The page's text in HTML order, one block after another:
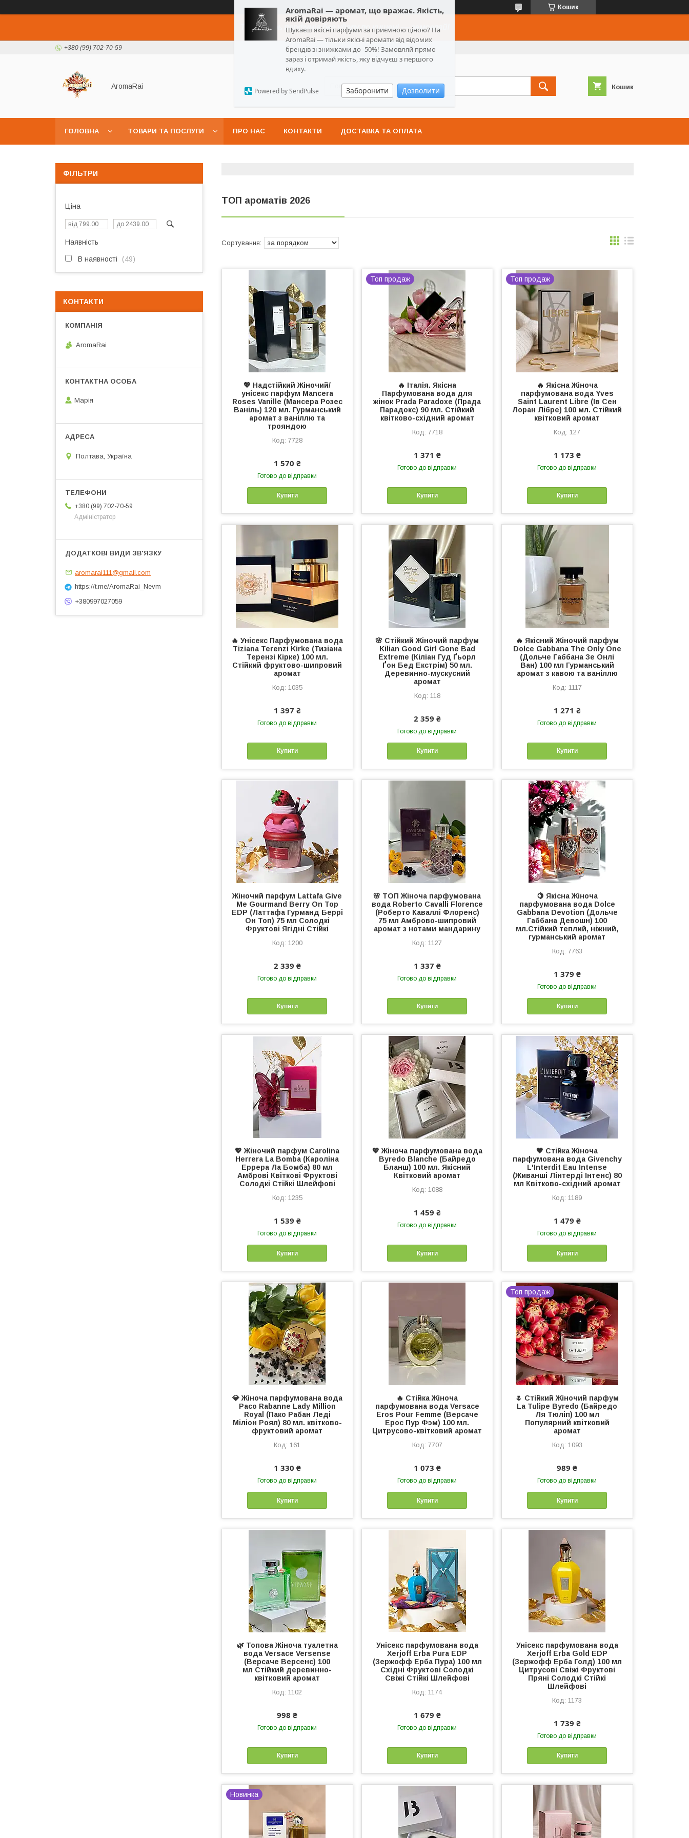
AromaRai — аромат, що вражає. Якість,
якій довіряють
Шукаєш якісні парфуми за приємною ціною? На
AromaRai — тільки якісні аромати від відомих
брендів зі знижками до -50%! Замовляй прямо
зараз і отримай якість, яку відчуєш з першого
вдиху.
Заборонити Дозволити
Powered by SendPulse
Кошик
Топ-якість парфумів без удару по кишені — замовляй!
+380 (99) 702-70-59
AromaRai Кошик
ГОЛОВНА ТОВАРИ ТА ПОСЛУГИ ПРО НАС КОНТАКТИ ДОСТАВКА ТА ОПЛАТА
ТОП ароматів 2026
💖 Надстійкий Жіночий/
унісекс парфум Mancera
Roses Vanille (Мансера Розес
Ваніль) 120 мл. Гурманський
аромат з ваніллю та
трояндою
7728
1 570 ₴
Готово до відправки
Купити
Топ продаж
🔥 Італія. Якісна
Парфумована вода для
жінок Prada Paradoxe (Прада
Парадокс) 90 мл. Стійкий
квітково-східний аромат
7718
1 371 ₴
Готово до відправки
Купити
Топ продаж
🔥 Якісна Жіноча
парфумована вода Yves
Saint Laurent Libre (Ів Сен
Лоран Лібре) 100 мл. Стійкий
квітковий аромат
127
1 173 ₴
Готово до відправки
Купити
🔥 Унісекс Парфумована вода
Tiziana Terenzi Kirke (Тизіана
Терензі Кірке) 100 мл.
Стійкий фруктово-шипровий
аромат
1035
1 397 ₴
Готово до відправки
Купити
🌸 Стійкий Жіночий парфум
Kilian Good Girl Gone Bad
Extreme (Кіліан Гуд Ґьорл
Ґон Бед Екстрім) 50 мл.
Деревинно-мускусний
аромат
118
2 359 ₴
Готово до відправки
Купити
🔥 Якісний Жіночий парфум
Dolcе Gabbanа The Onlу Onе
(Дольче Габбана Зе Онлі
Ван) 100 мл Гурманський
аромат з кавою та ваніллю
1117
1 271 ₴
Готово до відправки
Купити
Жіночий парфум Lattafa Give
Me Gourmand Berry On Top
EDP (Латтафа Гурманд Беррі
Он Топ) 75 мл Солодкі
Фруктові Ягідні Стійкі
1200
2 339 ₴
Готово до відправки
Купити
🌸 ТОП Жіноча парфумована
вода Roberto Cavalli Florence
(Роберто Каваллі Флоренс)
75 мл Амброво-шипровий
аромат з нотами мандарину
1127
1 337 ₴
Готово до відправки
Купити
🍋 Якісна Жіноча
парфумована вода Dolce
Gabbana Devotion (Дольче
Габбана Девошн) 100
мл.Стійкий теплий, ніжний,
гурманський аромат
7763
1 379 ₴
Готово до відправки
Купити
💖 Жіночий парфум Carolina
Herrera La Bomba (Кароліна
Еррера Ла Бомба) 80 мл
Амброві Квіткові Фруктові
Солодкі Стійкі Шлейфові
1235
1 539 ₴
Готово до відправки
Купити
💖 Жіноча парфумована вода
Byredo Blanche (Байредо
Бланш) 100 мл. Якісний
Квітковий аромат
1088
1 459 ₴
Готово до відправки
Купити
🖤 Стійка Жіноча
парфумована вода Givenchу
L'Interdit Eau Intense
(Живанші Лінтерді Інтенс) 80
мл Квітково-східний аромат
1189
1 479 ₴
Готово до відправки
Купити
💎 Жіноча парфумована вода
Paco Rabanne Lady Million
Royal (Пако Рабан Леді
Міліон Роял) 80 мл. квітково-
фруктовий аромат
161
1 330 ₴
Готово до відправки
Купити
🔥 Стійка Жіноча
парфумована вода Versace
Eros Pour Femme (Версаче
Ерос Пур Фэм) 100 мл.
Цитрусово-квітковий аромат
7707
1 073 ₴
Готово до відправки
Купити
Топ продаж
🌷 Стійкий Жіночий парфум
La Tulipe Byredo (Байредо
Ля Тюліп) 100 мл
Популярний квітковий
аромат
1093
989 ₴
Готово до відправки
Купити
🌿 Топова Жіноча туалетна
вода Versace Versense
(Версаче Версенс) 100
мл Стійкий деревинно-
квітковий аромат
1102
998 ₴
Готово до відправки
Купити
Унісекс парфумована вода
Xerjoff Erba Pura EDP
(Зержофф Ерба Пура) 100 мл
Східні Фруктові Солодкі
Свіжі Стійкі Шлейфові
1174
1 679 ₴
Готово до відправки
Купити
Унісекс парфумована вода
Xerjoff Erba Gold EDP
(Зержофф Ерба Голд) 100 мл
Цитрусові Свіжі Фруктові
Пряні Солодкі Стійкі
Шлейфові
1173
1 739 ₴
Готово до відправки
Купити
Новинка
ФІЛЬТРИ
Ціна
Наявність
В наявності 49
КОНТАКТИ
AromaRai
Марія
Полтава, Україна
+380 (99) 702-70-59
Адміністратор
aromarai111@gmail.com
https://t.me/AromaRai_Nevm
+380997027059